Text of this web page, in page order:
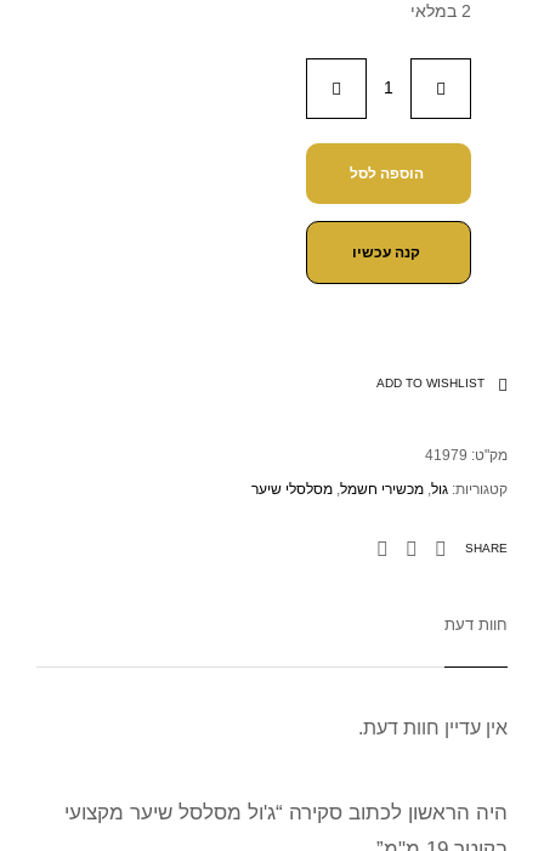
2 במלאי
הוספה לסל
קנה עכשיו
ADD TO WISHLIST
מק"ט: 41979
קטגוריות: גול, מכשירי חשמל, מסלסלי שיער
SHARE
חוות דעת
אין עדיין חוות דעת.
היה הראשון לכתוב סקירה “ג'ול מסלסל שיער מקצועי